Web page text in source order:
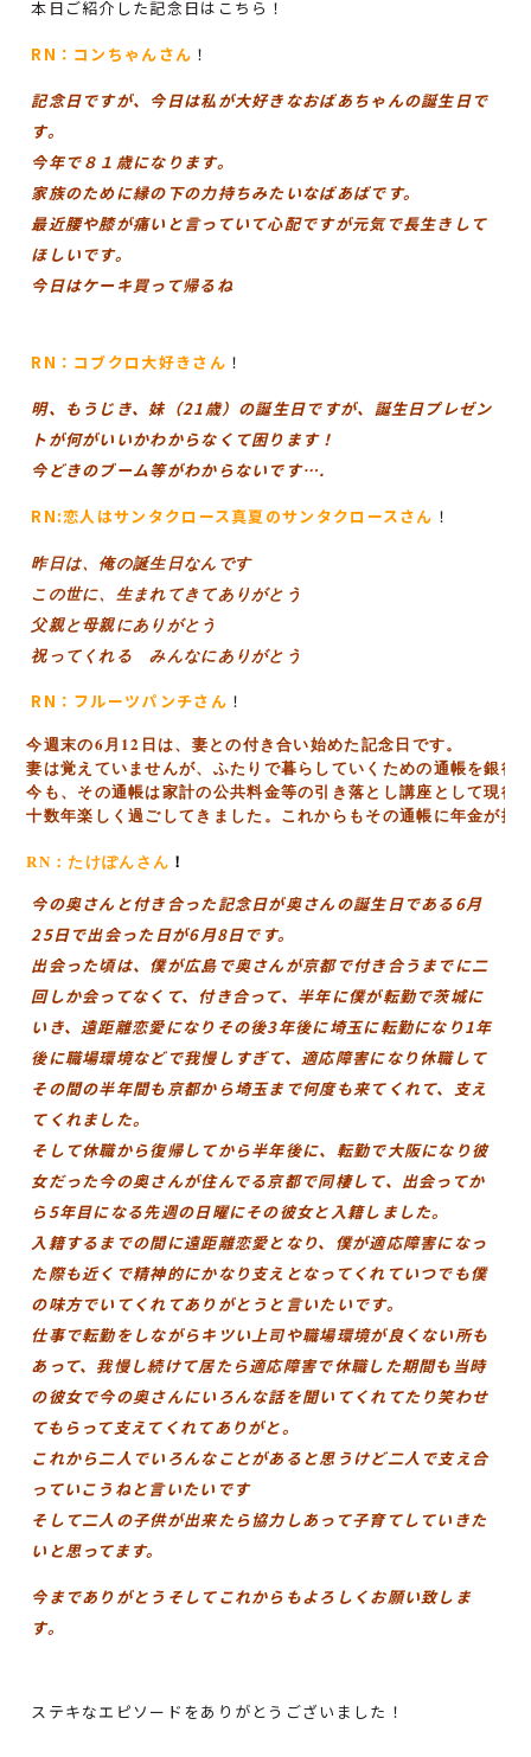
本日ご紹介した記念日はこちら！
RN：コンちゃんさん ！
記念日ですが、今日は私が大好きなおばあちゃんの誕生日で
す。
今年で８１歳になります。
家族のために縁の下の力持ちみたいなばあばです。
最近腰や膝が痛いと言っていて心配ですが元気で長生きして
ほしいです。
今日はケーキ買って帰るね
RN：コブクロ大好きさん ！
明、もうじき、妹（21歳）の誕生日ですが、誕生日プレゼン
トが何がいいかわからなくて困ります！
今どきのブーム等がわからないです….
RN:恋人はサンタクロース真夏のサンタクロースさん ！
昨日は、俺の誕生日なんです
この世に、生まれてきてありがとう
父親と母親にありがとう
祝ってくれる みんなにありがとう
RN：フルーツパンチさん ！
今週末の6月12日は、妻との付き合い始めた記念日です。
妻は覚えていませんが、ふたりで暮らしていくための通帳を銀行
今も、その通帳は家計の公共料金等の引き落とし講座として現役
十数年楽しく過ごしてきました。これからもその通帳に年金が
RN：たけぽんさん ！
今の奥さんと付き合った記念日が奥さんの誕生日である6月
25日で出会った日が6月8日です。
出会った頃は、僕が広島で奥さんが京都で付き合うまでに二
回しか会ってなくて、付き合って、半年に僕が転勤で茨城に
いき、遠距離恋愛になりその後3年後に埼玉に転勤になり1年
後に職場環境などで我慢しすぎて、適応障害になり休職して
その間の半年間も京都から埼玉まで何度も来てくれて、支え
てくれました。
そして休職から復帰してから半年後に、転勤で大阪になり彼
女だった今の奥さんが住んでる京都で同棲して、出会ってか
ら5年目になる先週の日曜にその彼女と入籍しました。
入籍するまでの間に遠距離恋愛となり、僕が適応障害になっ
た際も近くで精神的にかなり支えとなってくれていつでも僕
の味方でいてくれてありがとうと言いたいです。
仕事で転勤をしながらキツい上司や職場環境が良くない所も
あって、我慢し続けて居たら適応障害で休職した期間も当時
の彼女で今の奥さんにいろんな話を聞いてくれてたり笑わせ
てもらって支えてくれてありがと。
これから二人でいろんなことがあると思うけど二人で支え合
っていこうねと言いたいです
そして二人の子供が出来たら協力しあって子育てしていきた
いと思ってます。
今までありがとうそしてこれからもよろしくお願い致しま
す。
ステキなエピソードをありがとうございました！